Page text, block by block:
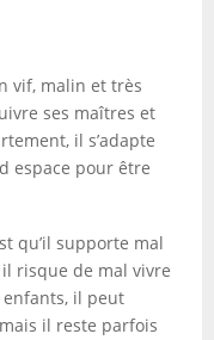
vif, malin et très
ses maîtres et
il s’adapte
espace pour être
qu’il supporte mal
risque de mal vivre
enfants, il peut
il reste parfois